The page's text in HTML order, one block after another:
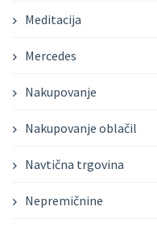
Meditacija
Mercedes
Nakupovanje
Nakupovanje oblačil
Navtična trgovina
Nepremičnine